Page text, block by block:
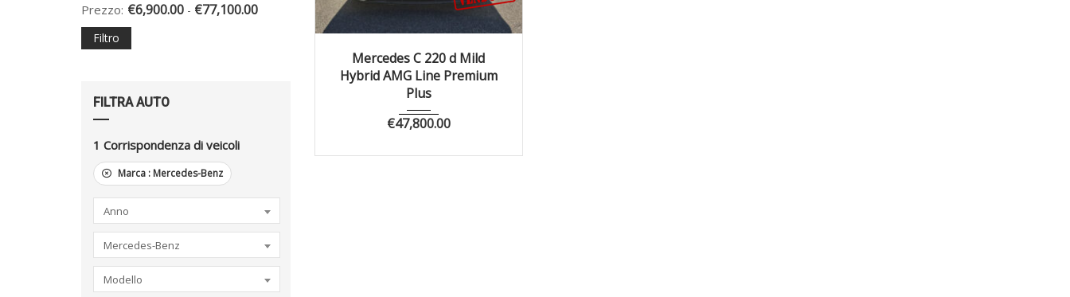
Prezzo: €6,900.00 - €77,100.00
Filtro
FILTRA AUTO
1 Corrispondenza di veicoli
Marca : Mercedes-Benz
Anno
Mercedes-Benz
Modello
2024 Autom... 32800
Mercedes C 220 d Mild
Hybrid AMG Line Premium
Plus
€47,800.00